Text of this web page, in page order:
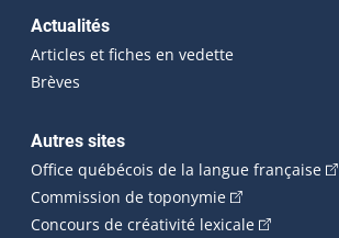
Actualités
Articles et fiches en vedette
Brèves
Autres sites
Office québécois de la langue française
Commission de toponymie(Cet hyperlien
Concours de créativité lexicale(Cet